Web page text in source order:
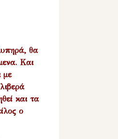
θα
Και
με
και τα
ο